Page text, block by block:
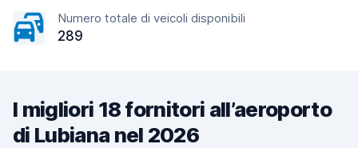
Numero totale di veicoli disponibili
289
I migliori 18 fornitori all’aeroporto
di Lubiana nel 2026